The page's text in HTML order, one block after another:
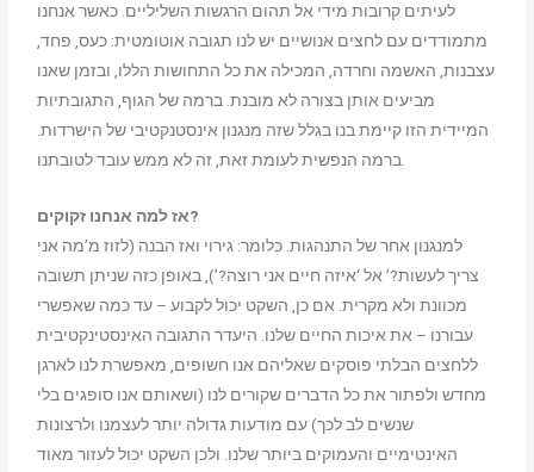
לעיתים קרובות מידי אל תהום הרגשות השליליים. כאשר אנחנו
מתמודדים עם לחצים אנושיים יש לנו תגובה אוטומטית: כעס, פחד,
עצבנות, האשמה וחרדה, המכילה את כל התחושות הללו, ובזמן שאנו
מביעים אותן בצורה לא מובנת. ברמה של הגוף, התגובתיות
המיידית הזו קיימת בנו בגלל שזה מנגנון אינסטנקטיבי של הישרדות.
אז למה אנחנו זקוקים?
למנגנון אחר של התנהגות. כלומר: גירוי ואז הבנה (לזוז מ’מה אני
צריך לעשות?’ אל ‘איזה חיים אני רוצה?’), באופן כזה שניתן תשובה
מכוונת ולא מקרית. אם כן, השקט יכול לקבוע – עד כמה שאפשרי
עבורנו – את איכות החיים שלנו. היעדר התגובה האינסטינקטיבית
ללחצים הבלתי פוסקים שאליהם אנו חשופים, מאפשרת לנו לארגן
מחדש ולפתור את כל הדברים שקורים לנו (ושאותם אנו סופגים בלי
שנשים לב לכך) עם מודעות גדולה יותר לעצמנו ולרצונות
האינטימיים והעמוקים ביותר שלנו. ולכן השקט יכול לעזור מאוד